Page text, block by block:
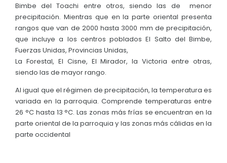
Bimbe del Toachi entre otros, siendo las de menor
precipitación. Mientras que en la parte oriental presenta
rangos que van de 2000 hasta 3000 mm de precipitación,
que incluye a los centros poblados El Salto del Bimbe,
Fuerzas Unidas, Provincias Unidas,
La Forestal, El Cisne, El Mirador, la Victoria entre otras,
siendo las de mayor rango.
Al igual que el régimen de precipitación, la temperatura es
variada en la parroquia. Comprende temperaturas entre
26 °C hasta 13 °C. Las zonas más frías se encuentran en la
parte oriental de la parroquia y las zonas más cálidas en la
parte occidental